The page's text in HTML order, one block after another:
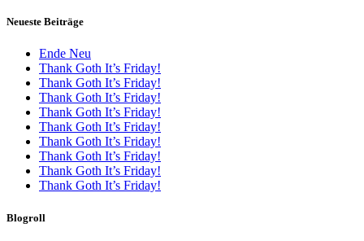
Neueste Beiträge
Ende Neu
Thank Goth It’s Friday!
Thank Goth It’s Friday!
Thank Goth It’s Friday!
Thank Goth It’s Friday!
Thank Goth It’s Friday!
Thank Goth It’s Friday!
Thank Goth It’s Friday!
Thank Goth It’s Friday!
Thank Goth It’s Friday!
Blogroll